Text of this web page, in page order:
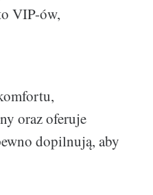
VIP-ów,
oraz oferuje
dopilnują, aby